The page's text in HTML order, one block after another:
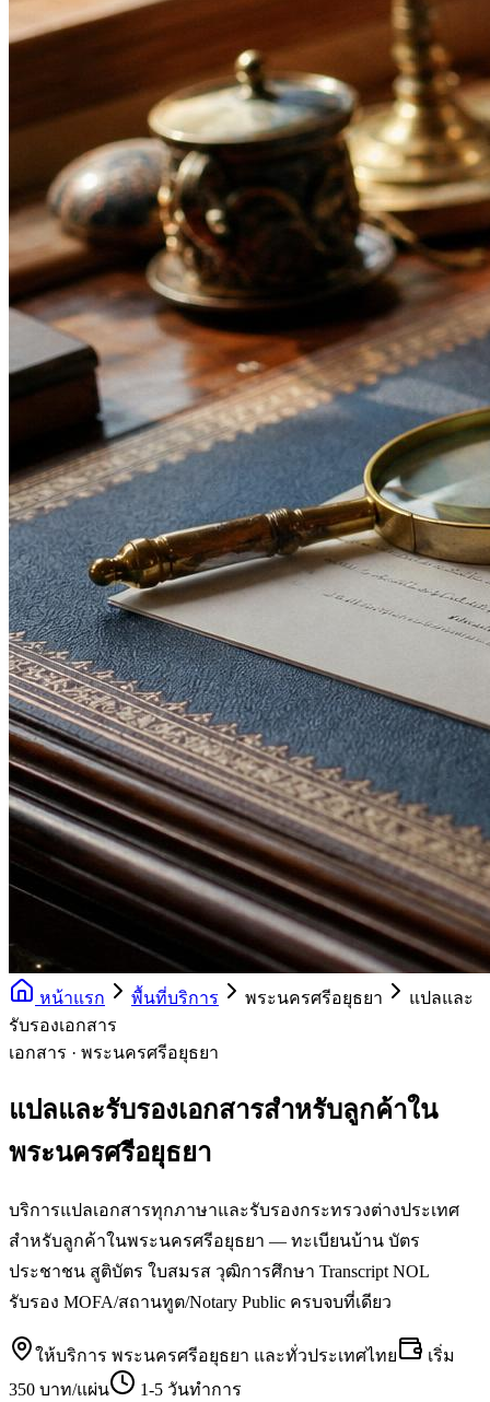
หน้าแรก พื้นที่บริการ พระนครศรีอยุธยา
แปลและ
รับรองเอกสาร
เอกสาร · พระนครศรีอยุธยา
แปลและรับรองเอกสารสำหรับลูกค้าใน
พระนครศรีอยุธยา
บริการแปลเอกสารทุกภาษาและรับรองกระทรวงต่างประเทศ
สำหรับลูกค้าในพระนครศรีอยุธยา — ทะเบียนบ้าน บัตร
ประชาชน สูติบัตร ใบสมรส วุฒิการศึกษา Transcript NOL
รับรอง MOFA/สถานทูต/Notary Public ครบจบที่เดียว
ให้บริการ พระนครศรีอยุธยา และทั่วประเทศไทย
เริ่ม
350 บาท/แผ่น
1-5 วันทำการ